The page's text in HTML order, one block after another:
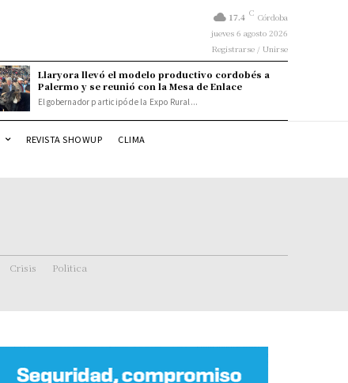
17.4 C Córdoba
jueves 6 agosto 2026
Registrarse / Unirse
Llaryora llevó el modelo productivo cordobés a
Palermo y se reunió con la Mesa de Enlace
El gobernador participó de la Expo Rural...
REVISTA SHOWUP CLIMA
Crisis Politica